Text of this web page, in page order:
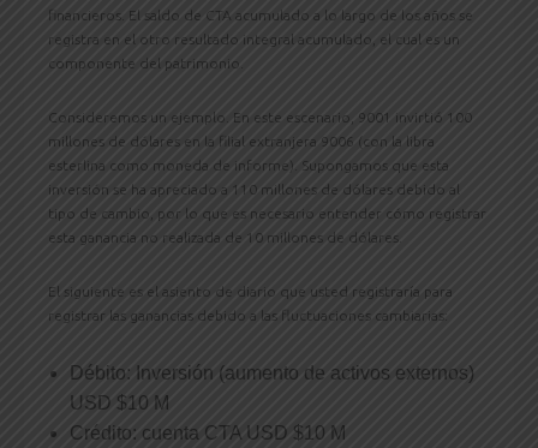
financieros. El saldo de CTA acumulado a lo largo de los años se
registra en el otro resultado integral acumulado, el cual es un
componente del patrimonio.
Consideremos un ejemplo. En este escenario, 9001 invirtió 100
millones de dólares en la filial extranjera 9006 (con la libra
esterlina como moneda de informe). Supongamos que esta
inversión se ha apreciado a 110 millones de dólares debido al
tipo de cambio, por lo que es necesario entender cómo registrar
esta ganancia no realizada de 10 millones de dólares.
El siguiente es el asiento de diario que usted registraría para
registrar las ganancias debido a las fluctuaciones cambiarias:
Débito: Inversión (aumento de activos externos)
USD $10 M
Crédito: cuenta CTA USD $10 M